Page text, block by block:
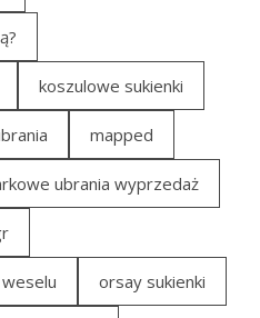
koszulowe sukienki
mapped
ubrania wyprzedaż
orsay sukienki